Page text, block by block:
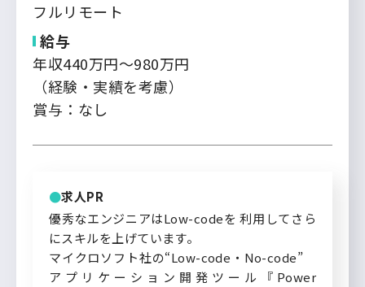
フルリモート
給与
年収440万円～980万円
（経験・実績を考慮）
賞与：なし
求人PR
優秀なエンジニアはLow-codeを 利用してさら
にスキルを上げています。
マイクロソフト社の“Low-code・No-code”
アプリケーション開発ツール『Power